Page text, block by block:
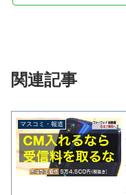
関連記事
マスコミ・報道